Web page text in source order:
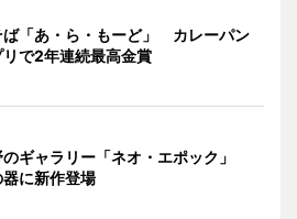
ば「あ・ら・もーど」 カレーパン
リで2年連続最高金賞
のギャラリー「ネオ・エポック」
器に新作登場